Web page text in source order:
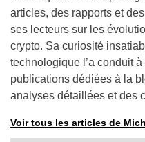
articles, des rapports et
ses lecteurs sur les
crypto. Sa curiosité
technologique l’a conduit
publications dédiées à la
analyses détaillées et des
Voir tous les articles de